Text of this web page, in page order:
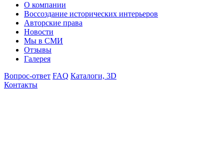
О компании
Воссоздание исторических интерьеров
Авторские права
Новости
Мы в СМИ
Отзывы
Галерея
Вопрос-ответ FAQ Каталоги, 3D
Контакты